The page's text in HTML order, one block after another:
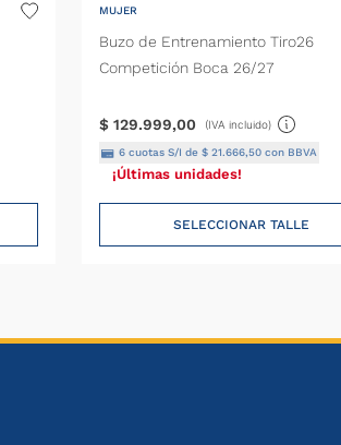
MUJER
Buzo de Entrenamiento Tiro26
Competición Boca 26/27
$ 129.999,00 (IVA incluido)
6cuotas S/I de $ 21.666,50con BBVA
¡Últimas unidades!
SELECCIONAR TALLE